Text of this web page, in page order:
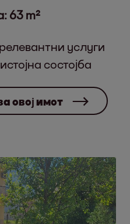
63 m²
услуги
состојба
овој имот